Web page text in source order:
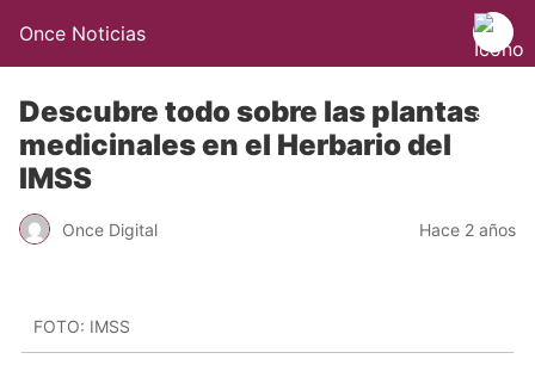
Once Noticias
Descubre todo sobre las plantas
medicinales en el Herbario del
IMSS
Once Digital Hace 2 años
FOTO: IMSS